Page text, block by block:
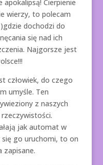
Cierpienie
wierzy, to polecam
)gdzie dochodzi do
się nad ich
Najgorsze jest
człowiek, do czego
umyśle. Ten
z naszych
jak automat w
się go uruchomi, to on
zapisane.